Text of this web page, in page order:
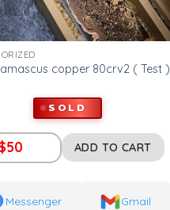
copper 80crv2 ( Test )
SOLD
50 ADD TO CART
Messenger Gmail